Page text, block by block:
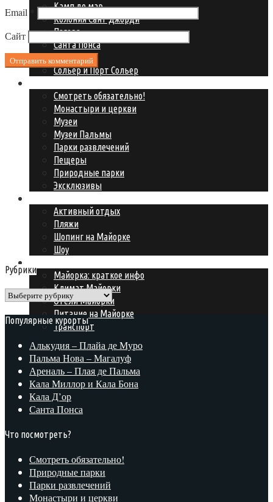
Камп де мар
Колония Сант Джорди
Пагера
Санта Понса
Сант Эльм
Сольер и Порт Сольер
Смотреть обязательно!
Монастыри и церкви
Музеи
Музеи Пальмы
Парки развлечений
Пещеры
Природные парки
Эксклюзивы
Активный отдых
Пляжи
Шопинг на Майорке
Шоу
Майорка: краткое инфо
Климат Майорки
Отели Майорки
Питание на Майорке
Транспорт
Email
Сайт
Рубрики
Рубрики
Популярные курорты
Алькудия – Плайа де Муро
Пальма Нова – Магалуф
Ареналь – Плая де Пальма
Кала Миллор и Кала Бона
Кала Д’ор
Санта Понса
Что посмотреть?
Смотреть обязательно!
Природные парки
Парки развлечений
Монастыри и церкви